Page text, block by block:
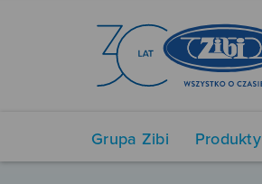
Grupa Zibi Produkty